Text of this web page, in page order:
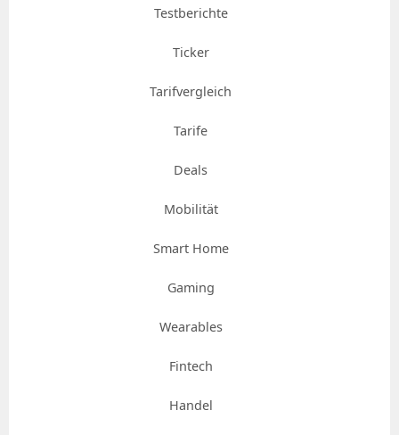
Testberichte
Ticker
Tarifvergleich
Tarife
Deals
Mobilität
Smart Home
Gaming
Wearables
Fintech
Handel